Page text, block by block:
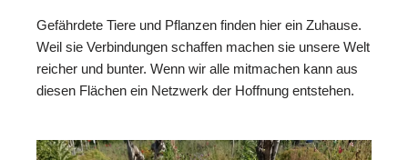
Gefährdete Tiere und Pflanzen finden hier ein Zuhause.
Weil sie Verbindungen schaffen machen sie unsere Welt
reicher und bunter. Wenn wir alle mitmachen kann aus
diesen Flächen ein Netzwerk der Hoffnung entstehen.